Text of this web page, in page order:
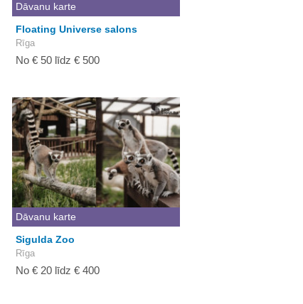
Dāvanu karte
Floating Universe salons
Rīga
No € 50 līdz € 500
Dāvanu karte
Sigulda Zoo
Rīga
No € 20 līdz € 400